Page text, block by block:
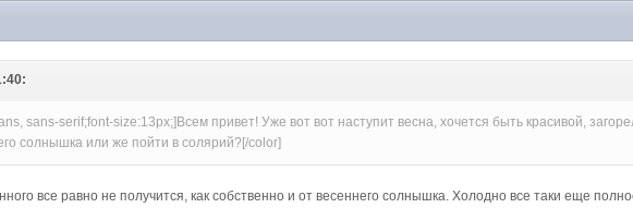
sans-serif;font-size:13px;]Всем привет! Уже вот вот наступит весна, хочется быть красивой,
солнышка или же пойти в солярий?[/color]
все равно не получится, как собственно и от весеннего солнышка. Холодно все таки еще